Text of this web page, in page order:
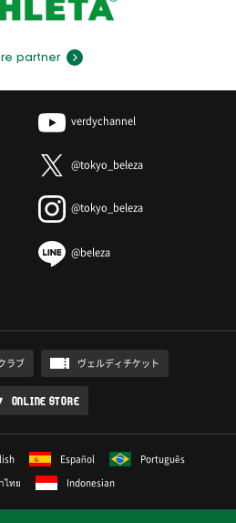
partner
verdychannel
@tokyo_beleza
@tokyo_beleza
@beleza
ラブ ヴェルディチケット
ONLINE STORE
Español
Português
ไทย
Indonesian